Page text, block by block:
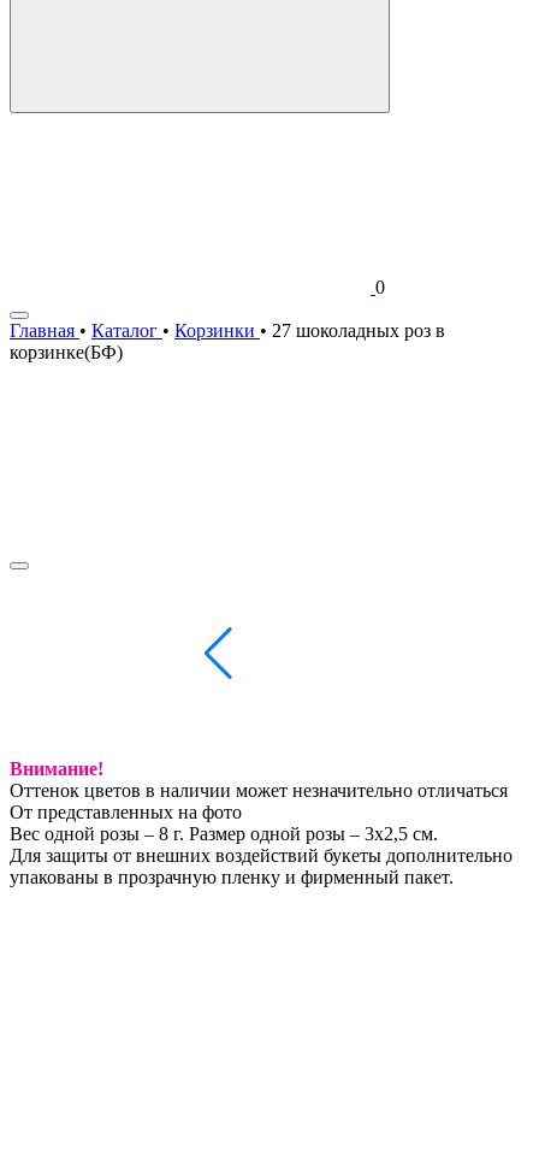
0
Главная • Каталог • Корзинки • 27 шоколадных роз в
корзинке(БФ)
Внимание!
Оттенок цветов в наличии может незначительно отличаться
От представленных на фото
Вес одной розы – 8 г. Размер одной розы – 3х2,5 см.
Для защиты от внешних воздействий букеты дополнительно
упакованы в прозрачную пленку и фирменный пакет.